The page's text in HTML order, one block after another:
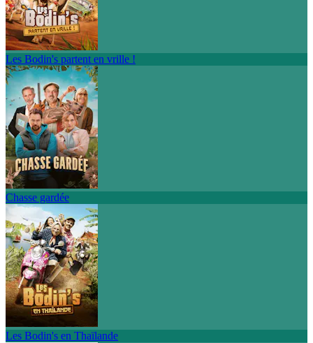
Les Bodin's partent en vrille !
Chasse gardée
Les Bodin's en Thaïlande